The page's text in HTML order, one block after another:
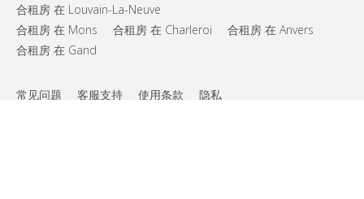
合租房 在 Louvain-La-Neuve
合租房 在 Mons
合租房 在 Charleroi
合租房 在 Anvers
合租房 在 Gand
常见问题 客服支持 使用条款 隐私